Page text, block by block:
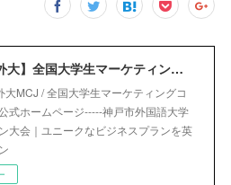
【神戸市外大】全国大学生マーケティングコンテスト｜Marketing Competition Japan
大MCJ / 全国大学生マーケティングコ
式ホームページ-----神戸市外国語大学
大会｜ユニークなビジネスプランを英